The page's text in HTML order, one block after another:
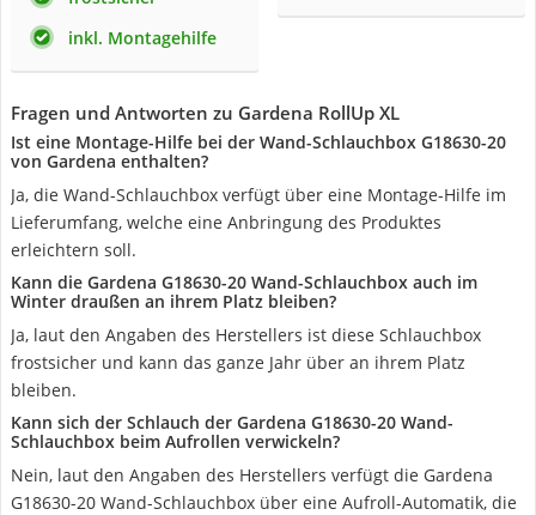
inkl. Montagehilfe
Fragen und Antworten zu Gardena RollUp XL
Ist eine Montage-Hilfe bei der Wand-Schlauchbox ‎G18630-20
von Gardena enthalten?
Ja, die Wand-Schlauchbox verfügt über eine Montage-Hilfe im
Lieferumfang, welche eine Anbringung des Produktes
erleichtern soll.
Kann die Gardena G18630-20 Wand-Schlauchbox auch im
Winter draußen an ihrem Platz bleiben?
Ja, laut den Angaben des Herstellers ist diese Schlauchbox
frostsicher und kann das ganze Jahr über an ihrem Platz
bleiben.
Kann sich der Schlauch der Gardena G18630-20 Wand-
Schlauchbox beim Aufrollen verwickeln?
Nein, laut den Angaben des Herstellers verfügt die Gardena
G18630-20 Wand-Schlauchbox über eine Aufroll-Automatik, die